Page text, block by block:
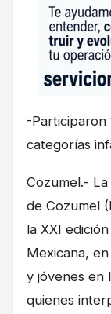
-Participaron
categorías
Cozumel.-
de Cozumel
la XXI
Mexicana,
y jóvenes en
quienes